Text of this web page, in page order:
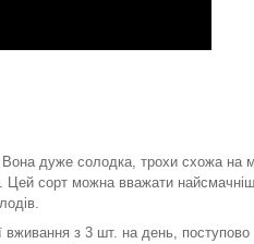
дуже солодка, трохи схожа на
Цей сорт можна вважати
вживання з 3 шт. на день, поступово